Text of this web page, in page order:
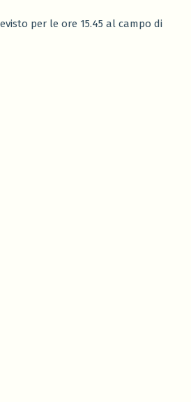
per le ore 15.45 al campo di